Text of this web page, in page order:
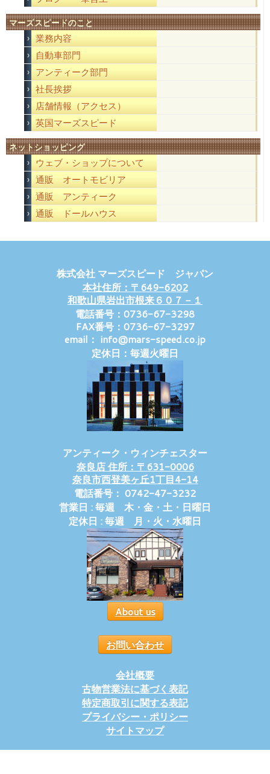
マーズスピードのこと
業務内容
自動車部門
アンティーク部門
社長挨拶
店舗情報（アクセス）
英国マーズスピード
ネットショッピング
ウェブ・ショップについて
通販 オートモビリア
通販 アンティーク
通販 ドールハウス
株式会社 マーズスピード ジャパン
本社住所：〒649-6202
和歌山県岩出市根来６０７－１
電話番号：0736-67-3298
FAX番号：0736-67-3297
email： info@mars-speed.co.jp
定休日：毎週火曜日
アンティーク・ウィンチェスター
奈良店 住所：〒631-0006
奈良市西登美ヶ丘1丁目4-14
電話番号： 0742-47-3232
営業日 : 毎週 木・金・土・日曜日
定休日 : 毎週 月・火・水曜日
About us
お問い合わせ
会社概要
古物営業法に基づく表記
特定商取引に関する表記
プライバシー・ポリシー
サイトマップ